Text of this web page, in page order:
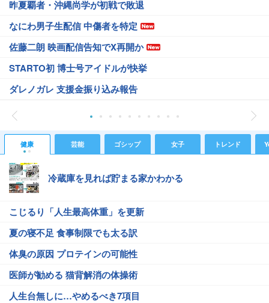
昨夏覇者・沖縄尚学が初戦で敗退
なにわ男子生配信 中傷者を特定
佐藤二朗 映画配信告知でX再開か
STARTO初 博士号アイドルが快挙
ダレノガレ 支援金振り込み報告
健康 芸能 ゴシップ 女子 トレンド
冷蔵庫を見れば貯まる家かわかる
こじるり「人生最高体重」を更新
夏の寝不足 食事制限でも太る訳
体臭の原因 プロテインの可能性
医師が勧める 猫背解消の体操術
人生台無しに…やめるべき7項目